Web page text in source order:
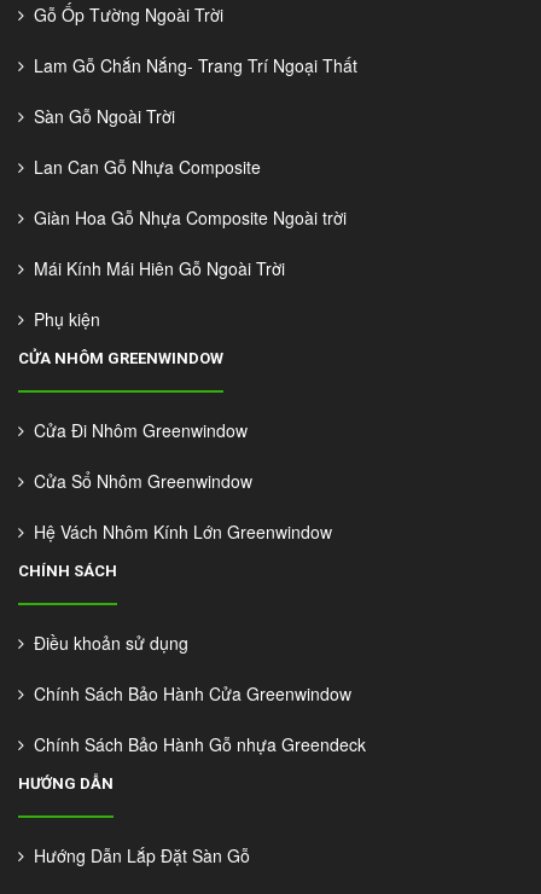
Gỗ Ốp Tường Ngoài Trời
Lam Gỗ Chắn Nắng- Trang Trí Ngoại Thất
Sàn Gỗ Ngoài Trời
Lan Can Gỗ Nhựa Composite
Giàn Hoa Gỗ Nhựa Composite Ngoài trời
Mái Kính Mái Hiên Gỗ Ngoài Trời
Phụ kiện
CỬA NHÔM GREENWINDOW
Cửa Đi Nhôm Greenwindow
Cửa Sổ Nhôm Greenwindow
Hệ Vách Nhôm Kính Lớn Greenwindow
CHÍNH SÁCH
Điều khoản sử dụng
Chính Sách Bảo Hành Cửa Greenwindow
Chính Sách Bảo Hành Gỗ nhựa Greendeck
HƯỚNG DẪN
Hướng Dẫn Lắp Đặt Sàn Gỗ